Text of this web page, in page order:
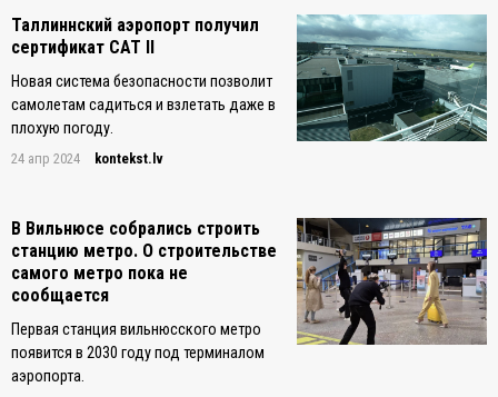
Таллиннский аэропорт получил
сертификат CAT II
Новая система безопасности позволит
самолетам садиться и взлетать даже в
плохую погоду.
24 апр 2024 kontekst.lv
В Вильнюсе собрались строить
станцию метро. О строительстве
самого метро пока не
сообщается
Первая станция вильнюсского метро
появится в 2030 году под терминалом
аэропорта.